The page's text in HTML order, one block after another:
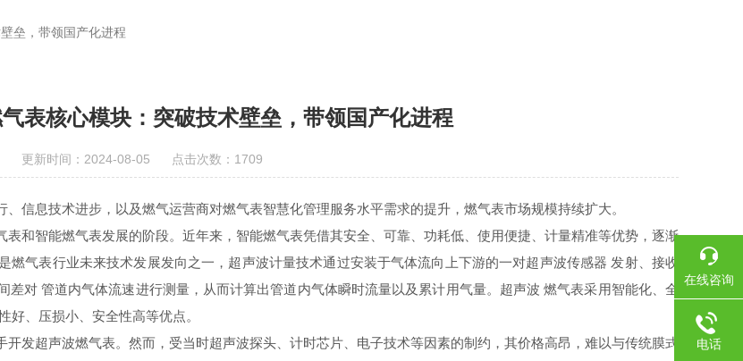
垒，带领国产化进程
表核心模块：突破技术壁垒，带领国产化进程
更新时间：2024-08-05 点击次数：1709
信息技术进步，以及燃气运营商对燃气表智慧化管理服务水平需求的提升，燃气表市场规模持续扩大。
和智能燃气表发展的阶段。近年来，智能燃气表凭借其安全、可靠、功耗低、使用便捷、计量精准等优势，逐渐
气表行业未来技术发展发向之一，超声波计量技术通过安装于气体流向上下游的一对超声波传感器 发射、接收
对 管道内气体流速进行测量，从而计算出管道内气体瞬时流量以及累计用气量。超声波 燃气表采用智能化、全
、压损小、安全性高等优点。
发超声波燃气表。然而，受当时超声波探头、计时芯片、电子技术等因素的制约，其价格高昂，难以与传统膜式
在线咨询
电话